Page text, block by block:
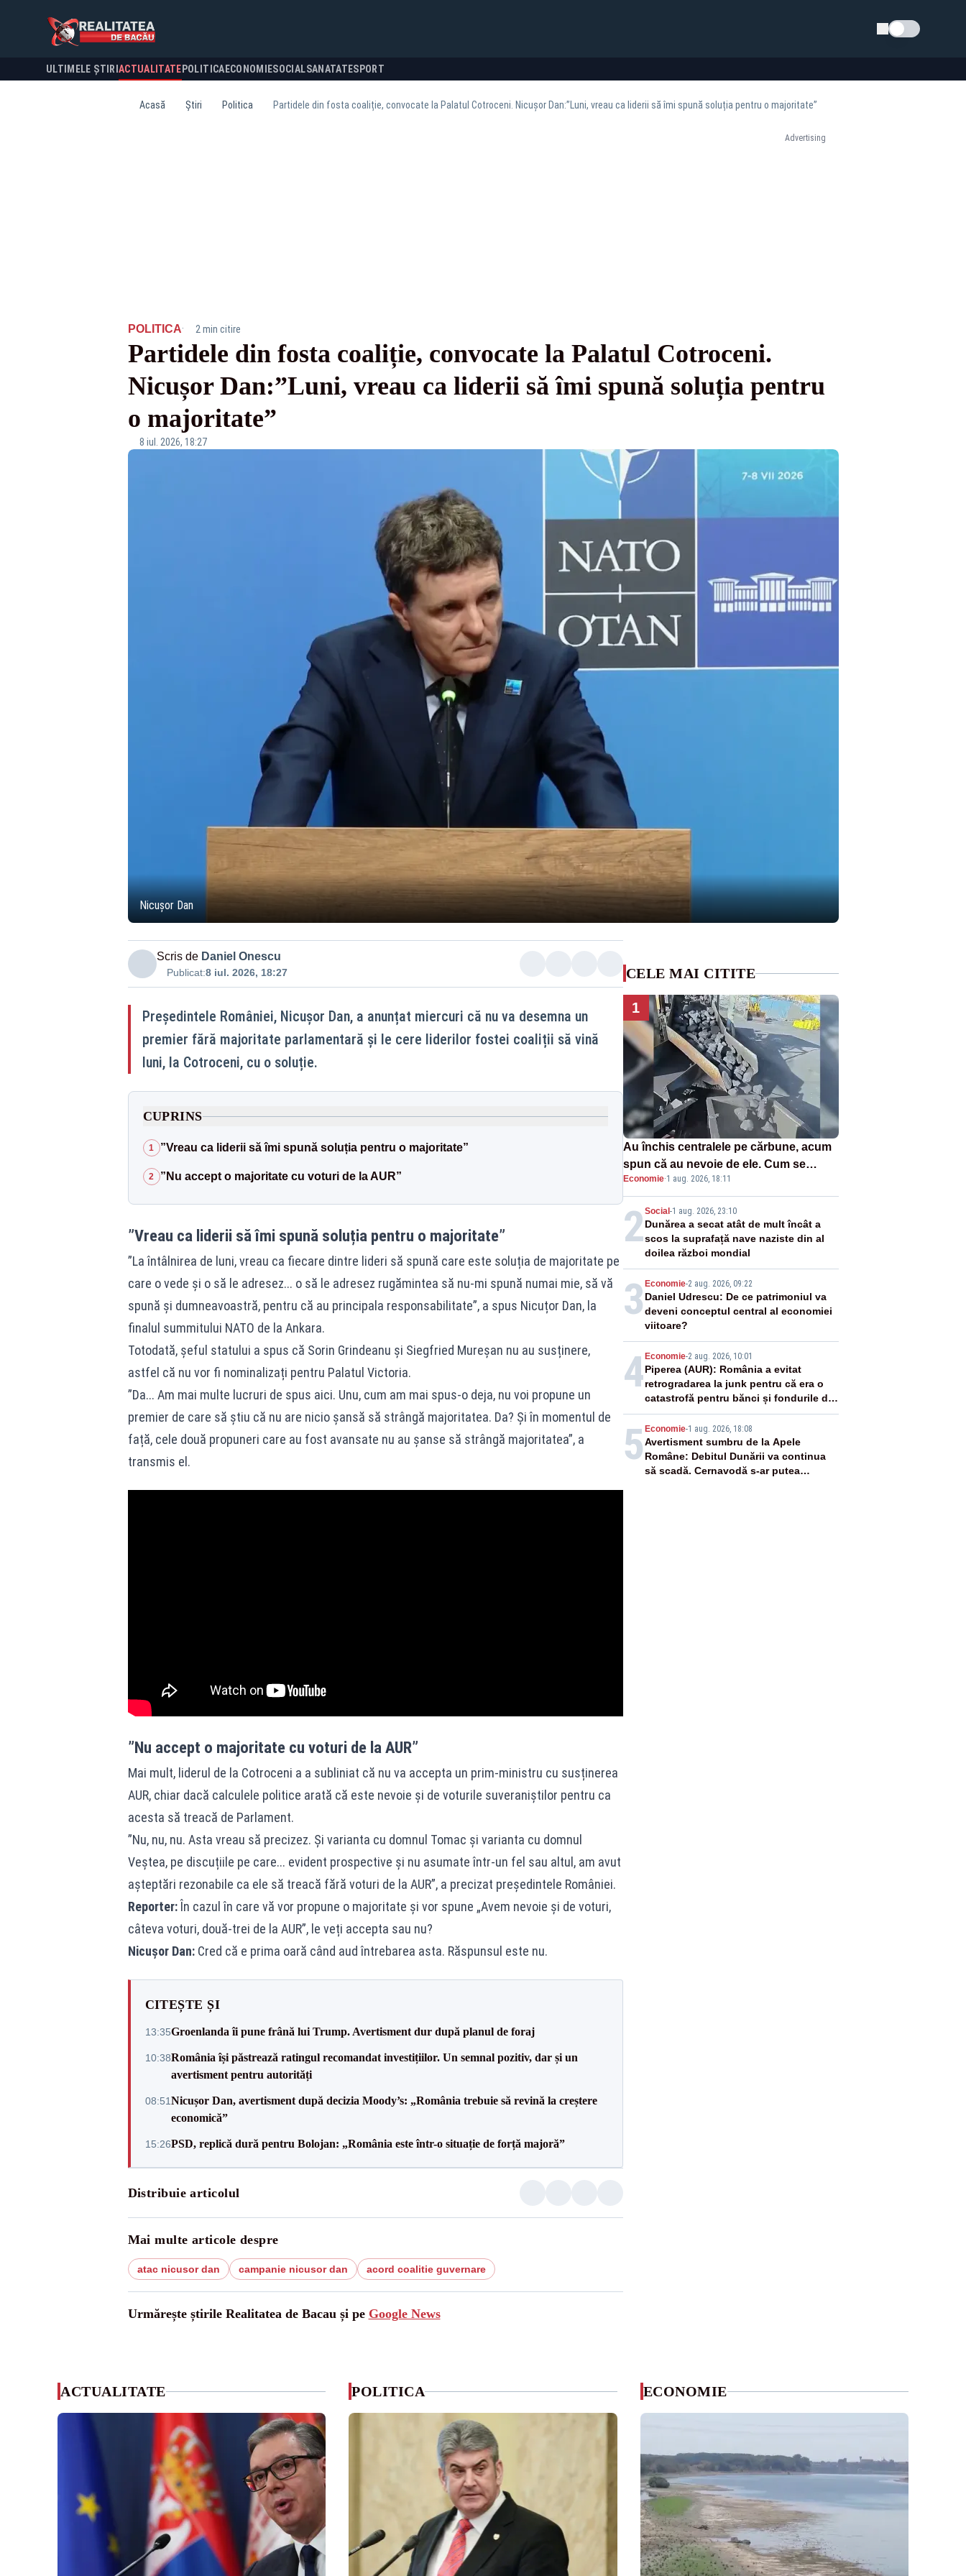
Schimba tema
ULTIMELE ȘTIRI ACTUALITATE POLITICA ECONOMIESOCIALSANATATESPORT
Acasă Știri Politica Partidele din fosta coaliție, convocate la Palatul Cotroceni. Nicușor Dan:”Luni, vreau ca liderii să îmi spună soluția pentru o majoritate”
Advertising
POLITICA· 2 min citire
Partidele din fosta coaliție, convocate la Palatul Cotroceni.
Nicușor Dan:”Luni, vreau ca liderii să îmi spună soluția pentru
o majoritate”
8 iul. 2026, 18:27
Nicușor Dan
Scris de Daniel Onescu
Publicat:8 iul. 2026, 18:27
Președintele României, Nicușor Dan, a anunțat miercuri că nu va desemna un
premier fără majoritate parlamentară și le cere liderilor fostei coaliții să vină
luni, la Cotroceni, cu o soluție.
CUPRINS
1 ”Vreau ca liderii să îmi spună soluția pentru o majoritate”
2 ”Nu accept o majoritate cu voturi de la AUR”
”Vreau ca liderii să îmi spună soluția pentru o majoritate”
”La întâlnirea de luni, vreau ca fiecare dintre lideri să spună care este soluția de majoritate pe
care o vede și o să le adresez... o să le adresez rugămintea să nu-mi spună numai mie, să vă
spună și dumneavoastră, pentru că au principala responsabilitate”, a spus Nicuțor Dan, la
finalul summitului NATO de la Ankara.
Totodată, șeful statului a spus că Sorin Grindeanu și Siegfried Mureșan nu au susținere,
astfel că nu vor fi nominalizați pentru Palatul Victoria.
”Da... Am mai multe lucruri de spus aici. Unu, cum am mai spus-o deja, nu voi propune un
premier de care să știu că nu are nicio șansă să strângă majoritatea. Da? Și în momentul de
față, cele două propuneri care au fost avansate nu au șanse să strângă majoritatea”, a
transmis el.
”Nu accept o majoritate cu voturi de la AUR”
Mai mult, liderul de la Cotroceni a a subliniat că nu va accepta un prim-ministru cu susținerea
AUR, chiar dacă calculele politice arată că este nevoie și de voturile suveraniștilor pentru ca
acesta să treacă de Parlament.
”Nu, nu, nu. Asta vreau să precizez. Și varianta cu domnul Tomac și varianta cu domnul
Veștea, pe discuțiile pe care... evident prospective și nu asumate într-un fel sau altul, am avut
așteptări rezonabile ca ele să treacă fără voturi de la AUR”, a precizat președintele României.
Reporter: În cazul în care vă vor propune o majoritate și vor spune „Avem nevoie și de voturi,
câteva voturi, două-trei de la AUR”, le veți accepta sau nu?
Nicușor Dan:Cred că e prima oară când aud întrebarea asta. Răspunsul este nu.
CITEȘTE ȘI
13:35Groenlanda îi pune frână lui Trump. Avertisment dur după planul de foraj
10:38România își păstrează ratingul recomandat investițiilor. Un semnal pozitiv, dar și un
avertisment pentru autorități
08:51Nicușor Dan, avertisment după decizia Moody’s: „România trebuie să revină la creștere
economică”
15:26PSD, replică dură pentru Bolojan: „România este într-o situație de forță majoră”
Distribuie articolul
Mai multe articole despre
atac nicusor dan campanie nicusor dan acord coalitie guvernare
Urmărește știrile Realitatea de Bacau și pe Google News
CELE MAI CITITE
1
Au închis centralele pe cărbune, acum
spun că au nevoie de ele. Cum se
pasează vina în plină criză energetică
Economie·1 aug. 2026, 18:11
2Social -1 aug. 2026, 23:10
Dunărea a secat atât de mult încât a
scos la suprafață nave naziste din al
doilea război mondial
3 Economie-2 aug. 2026, 09:22
Daniel Udrescu: De ce patrimoniul va
deveni conceptul central al economiei
viitoare?
4 Economie-2 aug. 2026, 10:01
Piperea (AUR): România a evitat
retrogradarea la junk pentru că era o
catastrofă pentru bănci și fondurile de
pensii
5 Economie-1 aug. 2026, 18:08
Avertisment sumbru de la Apele
Române: Debitul Dunării va continua
să scadă. Cernavodă s-ar putea
ACTUALITATE POLITICA ECONOMIE